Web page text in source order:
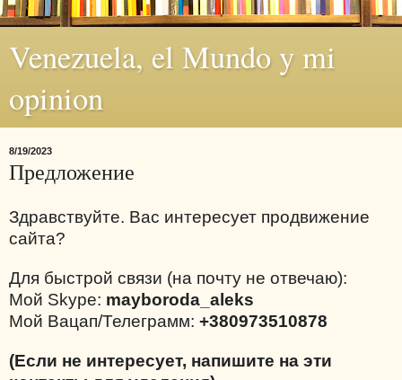
Venezuela, el Mundo y mi
opinion
8/19/2023
Предложение
Здравствуйте. Вас интересует продвижение
сайта?
Для быстрой связи (на почту не отвечаю):
Мой Skype: mayboroda_aleks
Мой Вацап/Телеграмм: +380973510878
(Если не интересует, напишите на эти